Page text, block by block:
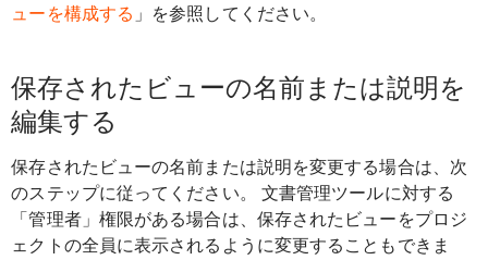
ューを構成する 」を参照してください。
保存されたビューの名前または説明を
編集する
保存されたビューの名前または説明を変更する場合は、次
のステップに従ってください。 文書管理ツールに対する
「管理者」権限がある場合は、保存されたビューをプロジ
ェクトの全員に表示されるように変更することもできま